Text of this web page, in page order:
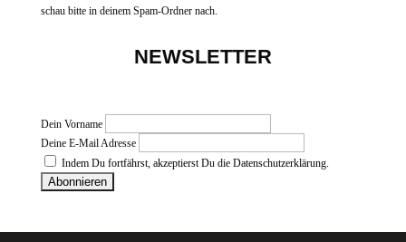
schau bitte in deinem Spam-Ordner nach.
NEWSLETTER
Dein Vorname
Deine E-Mail Adresse
Indem Du fortfährst, akzeptierst Du die Datenschutzerklärung.